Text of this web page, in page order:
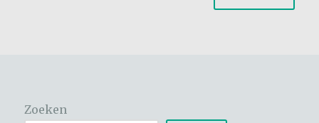
Zoeken